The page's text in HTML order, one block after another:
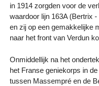
in 1914 zorgden voor de
waardoor lijn 163A (Bertrix
en zij op een gemakkelijke
naar het front van Verdun
Onmiddellijk na het
het Franse geniekorps in
tussen Massempré en de